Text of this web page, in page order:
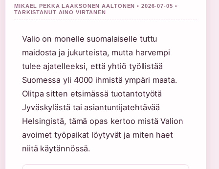
MIKAEL PEKKA LAAKSONEN AALTONEN • 2026-07-05 •
TARKISTANUT AINO VIRTANEN
Valio on monelle suomalaiselle tuttu
maidosta ja jukurteista, mutta harvempi
tulee ajatelleeksi, että yhtiö työllistää
Suomessa yli 4000 ihmistä ympäri maata.
Olitpa sitten etsimässä tuotantotyötä
Jyväskylästä tai asiantuntijatehtävää
Helsingistä, tämä opas kertoo mistä Valion
avoimet työpaikat löytyvät ja miten haet
niitä käytännössä.